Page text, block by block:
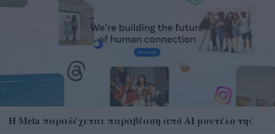
Η Meta παραδέχεται παραβίαση από AI μοντέλο της